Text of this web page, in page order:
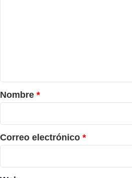
r
i
o
*
Nombre *
Correo electrónico *